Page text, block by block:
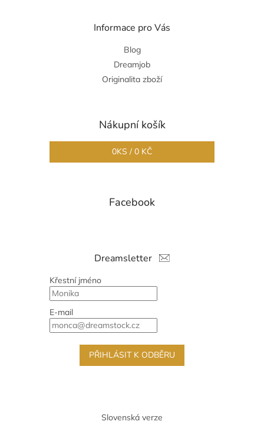
Informace pro Vás
Blog
Dreamjob
Originalita zboží
Nákupní košík
0KS / 0 KČ
Facebook
Dreamsletter
Křestní jméno
E-mail
PŘIHLÁSIT K ODBĚRU
Slovenská verze